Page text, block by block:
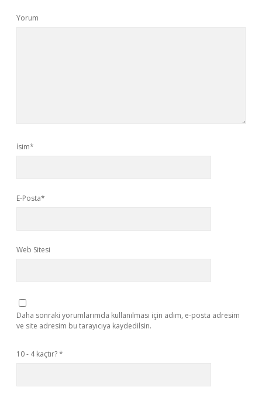
Yorum
İsim*
E-Posta*
Web Sitesi
Daha sonraki yorumlarımda kullanılması için adım, e-posta adresim
ve site adresim bu tarayıcıya kaydedilsin.
10 - 4 kaçtır?*